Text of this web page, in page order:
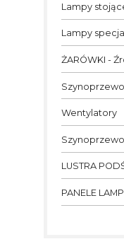
Lampy
Lampy
ŻARÓWKI -
Wentylatory
LUSTRA
PANELE